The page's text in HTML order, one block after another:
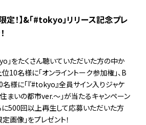
定！】&「#tokyo」リリース記念プレ
をたくさん聴いていただいた方の中か
10名様に「オンライントーク参加権」、B
様に「『#tokyo』全員サイン入りジャケ
まいの都市ver.～」が当たるキャンペーン
に500回以上再生して応募いただいた方
画像」をプレゼント！